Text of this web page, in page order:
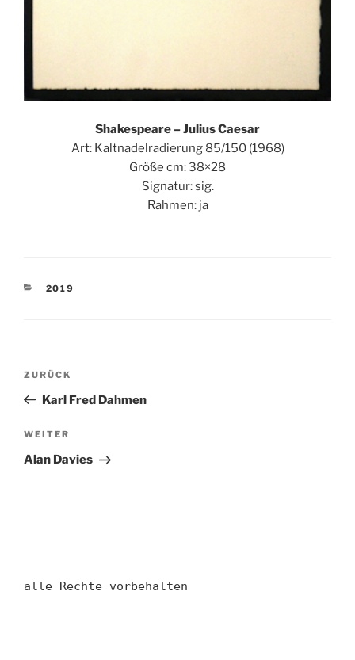
Shakespeare – Julius Caesar
Art: Kaltnadelradierung 85/150 (1968)
Größe cm: 38×28
Signatur: sig.
Rahmen: ja
KATEGORIEN
2019
Beitragsnavigation
Vorheriger
Beitrag
ZURÜCK
Karl Fred Dahmen
Nächster
Beitrag
WEITER
Alan Davies
alle Rechte vorbehalten